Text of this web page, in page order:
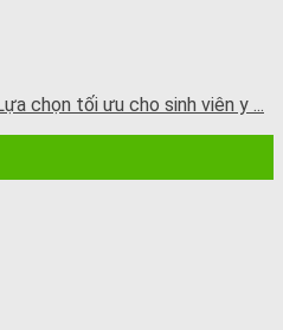
chọn tối ưu cho sinh viên y ...